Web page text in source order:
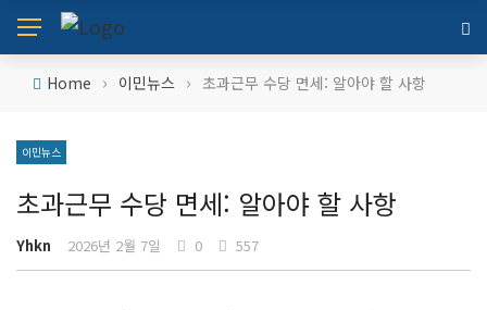
Home › 이민뉴스 › 초과근무 수당 면세: 알아야 할 사항
이민뉴스
초과근무 수당 면세: 알아야 할 사항
Yhkn 2026년 2월 7일 0 557